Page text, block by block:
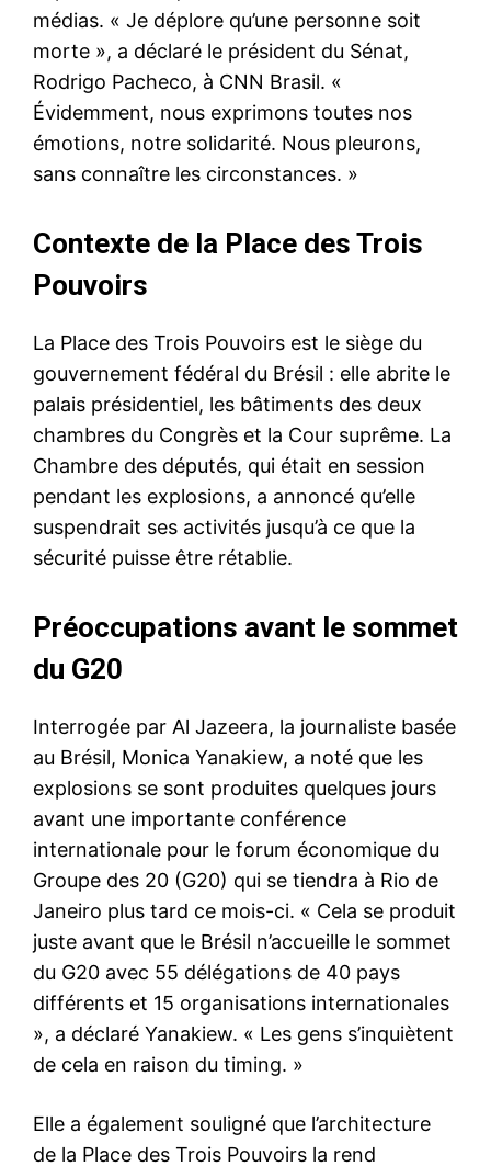
médias. « Je déplore qu’une personne soit
morte », a déclaré le président du Sénat,
Rodrigo Pacheco, à CNN Brasil. «
Évidemment, nous exprimons toutes nos
émotions, notre solidarité. Nous pleurons,
sans connaître les circonstances. »
Contexte de la Place des Trois
Pouvoirs
La Place des Trois Pouvoirs est le siège du
gouvernement fédéral du Brésil : elle abrite le
palais présidentiel, les bâtiments des deux
chambres du Congrès et la Cour suprême. La
Chambre des députés, qui était en session
pendant les explosions, a annoncé qu’elle
suspendrait ses activités jusqu’à ce que la
sécurité puisse être rétablie.
Préoccupations avant le sommet
du G20
Interrogée par Al Jazeera, la journaliste basée
au Brésil, Monica Yanakiew, a noté que les
explosions se sont produites quelques jours
avant une importante conférence
internationale pour le forum économique du
Groupe des 20 (G20) qui se tiendra à Rio de
Janeiro plus tard ce mois-ci. « Cela se produit
juste avant que le Brésil n’accueille le sommet
du G20 avec 55 délégations de 40 pays
différents et 15 organisations internationales
», a déclaré Yanakiew. « Les gens s’inquiètent
de cela en raison du timing. »
Elle a également souligné que l’architecture
de la Place des Trois Pouvoirs la rend